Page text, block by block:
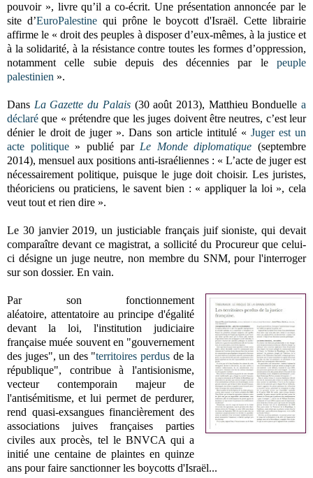
pouvoir », livre qu’il a co-écrit. Une présentation annoncée par le
site d’EuroPalestinequi prône le boycott d'Israël. Cette librairie
affirme le « droit des peuples à disposer d’eux-mêmes, à la justice et
à la solidarité, à la résistance contre toutes les formes d’oppression,
notamment celle subie depuis des décennies par le peuple
palestinien ».
Dans La Gazette du Palais(30 août 2013), Matthieu Bonduellea
déclaré que « prétendre que les juges doivent être neutres, c’est leur
dénier le droit de juger ». Dans son article intitulé « Juger est un
acte politique» publié par Le Monde diplomatique (septembre
2014), mensuel aux positions anti-israéliennes : « L’acte de juger est
nécessairement politique, puisque le juge doit choisir. Les juristes,
théoriciens ou praticiens, le savent bien : « appliquer la loi », cela
veut tout et rien dire ».
Le 30 janvier 2019, un justiciable français juif sioniste, qui devait
comparaître devant ce magistrat, a sollicité du Procureur que celui-
ci désigne un juge neutre, non membre du SNM, pour l'interroger
sur son dossier. En vain.
Par son fonctionnement
aléatoire,attentatoire au principe d'égalité
devant la loi,
l'institution judiciaire
française muée souvent en "gouvernement
des juges",un des "territoires perdus de la
république", contribue à l'antisionisme,
vecteur contemporain majeur de
l'antisémitisme, etlui permet de perdurer,
rend quasi-exsangues financièrementdes
associations juives françaises parties
civiles aux procès, tel le BNVCA qui a
initié une centaine de plaintes en quinze
ans pour faire sanctionner les boycotts d'Israël...